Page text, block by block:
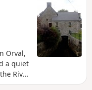
Orval,
a quiet
River